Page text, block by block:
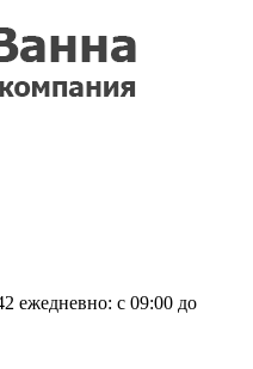
ежедневно: с 09:00 до